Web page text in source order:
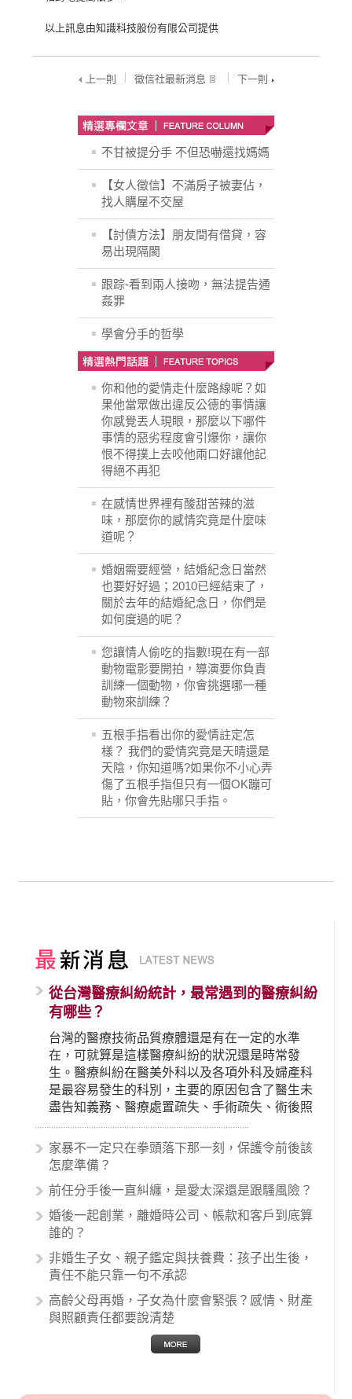
以上訊息由知識科技股份有限公司提供
上一則 徵信社最新消息 下一則
不甘被提分手 不但恐嚇還找媽媽
【女人徵信】不滿房子被妻佔，
找人購屋不交屋
【討債方法】朋友間有借貸，容
易出現隔閡
跟踪-看到兩人接吻，無法提告通
姦罪
學會分手的哲學
你和他的愛情走什麼路線呢？如
果他當眾做出違反公德的事情讓
你感覺丟人現眼，那麼以下哪件
事情的惡劣程度會引爆你，讓你
恨不得撲上去咬他兩口好讓他記
得絕不再犯
在感情世界裡有酸甜苦辣的滋
味，那麼你的感情究竟是什麼味
道呢？
婚姻需要經營，結婚紀念日當然
也要好好過；2010已經結束了，
關於去年的結婚紀念日，你們是
如何度過的呢？
您讓情人偷吃的指數!現在有一部
動物電影要開拍，導演要你負責
訓練一個動物，你會挑選哪一種
動物來訓練？
五根手指看出你的愛情註定怎
樣？ 我們的愛情究竟是天晴還是
天陰，你知道嗎?如果你不小心弄
傷了五根手指但只有一個OK蹦可
貼，你會先貼哪只手指。
從台灣醫療糾紛統計，最常遇到的醫療糾紛
有哪些？
台灣的醫療技術品質療體還是有在一定的水準
在，可就算是這樣醫療糾紛的狀況還是時常發
生。醫療糾紛在醫美外科以及各項外科及婦產科
是最容易發生的科別，主要的原因包含了醫生未
盡告知義務、醫療處置疏失、手術疏失、術後照
顧失當、醫療費用的收取。雖然醫學進步，但醫
生與病患之間引起的糾紛還是經常發生。很多案
例中最後都走向訴訟流程，我們如果不幸遇到相
的內容其實非常多，有些案例…
家暴不一定只在拳頭落下那一刻，保護令前後該
怎麼準備？
前任分手後一直糾纏，是愛太深還是跟騷風險？
婚後一起創業，離婚時公司、帳款和客戶到底算
誰的？
非婚生子女、親子鑑定與扶養費：孩子出生後，
責任不能只靠一句不承認
高齡父母再婚，子女為什麼會緊張？感情、財產
與照顧責任都要說清楚